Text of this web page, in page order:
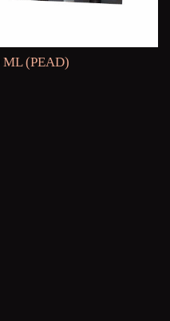
ML (PEAD)